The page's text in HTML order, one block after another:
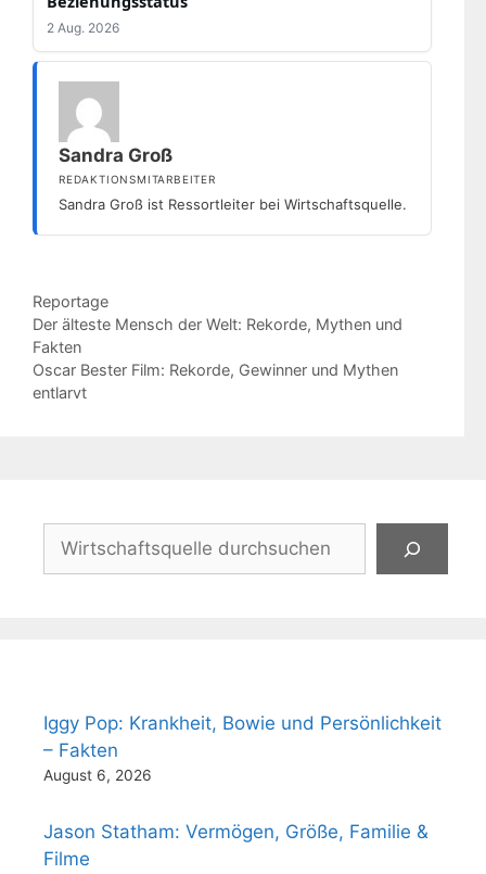
2 Aug. 2026
Sandra Groß
REDAKTIONSMITARBEITER
Sandra Groß ist Ressortleiter bei Wirtschaftsquelle.
Kategorien
Reportage
Der älteste Mensch der Welt: Rekorde, Mythen und
Fakten
Oscar Bester Film: Rekorde, Gewinner und Mythen
entlarvt
Suchen
Iggy Pop: Krankheit, Bowie und Persönlichkeit
– Fakten
August 6, 2026
Jason Statham: Vermögen, Größe, Familie &
Filme